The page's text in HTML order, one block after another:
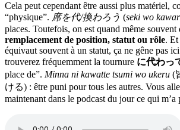
Cela peut cependant être aussi plus matériel,
“physique”. 席を代/換わろう (seki wo
places. Toutefois, on est quand même souvent
remplacement de position, statut ou rôle. Et
équivaut souvent à un statut, ça ne gêne pas
trouverez fréquemment la tournure に代わっ
place de”. Minna ni kawatte tsumi wo ukeru (
ける) : être puni pour tous les autres. Vous
maintenant dans le podcast du jour ce qui